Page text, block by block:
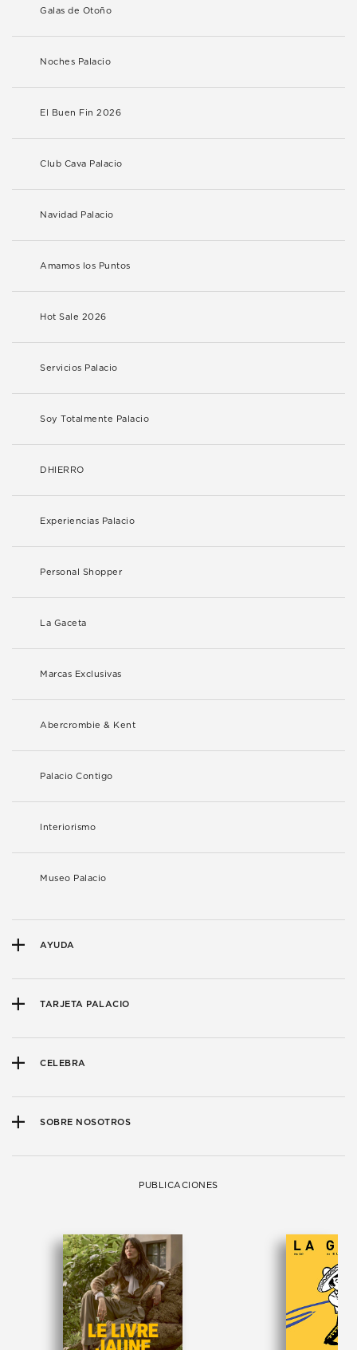
Galas de Otoño
Noches Palacio
El Buen Fin 2026
Club Cava Palacio
Navidad Palacio
Amamos los Puntos
Hot Sale 2026
Servicios Palacio
Soy Totalmente Palacio
DHIERRO
Experiencias Palacio
Personal Shopper
La Gaceta
Marcas Exclusivas
Abercrombie & Kent
Palacio Contigo
Interiorismo
Museo Palacio
AYUDA
TARJETA PALACIO
CELEBRA
SOBRE NOSOTROS
PUBLICACIONES